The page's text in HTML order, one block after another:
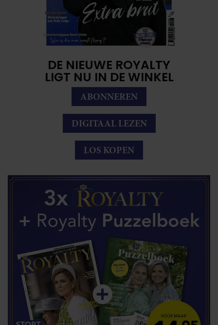
DE NIEUWE ROYALTY
LIGT NU IN DE WINKEL
ABONNEREN
DIGITAAL LEZEN
LOS KOPEN